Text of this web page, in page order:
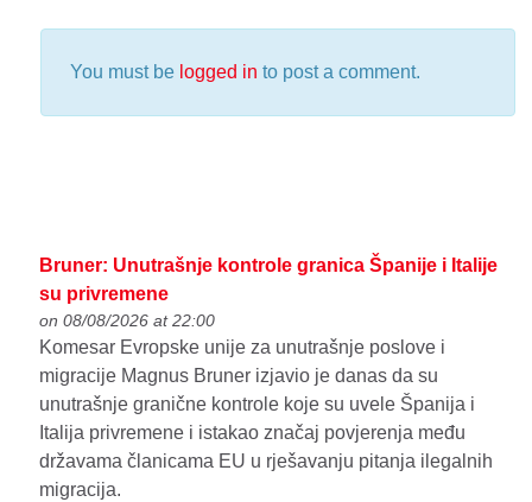
You must be logged in to post a comment.
Bruner: Unutrašnje kontrole granica Španije i Italije
su privremene
on 08/08/2026 at 22:00
Komesar Evropske unije za unutrašnje poslove i
migracije Magnus Bruner izjavio je danas da su
unutrašnje granične kontrole koje su uvele Španija i
Italija privremene i istakao značaj povjerenja među
državama članicama EU u rješavanju pitanja ilegalnih
migracija.